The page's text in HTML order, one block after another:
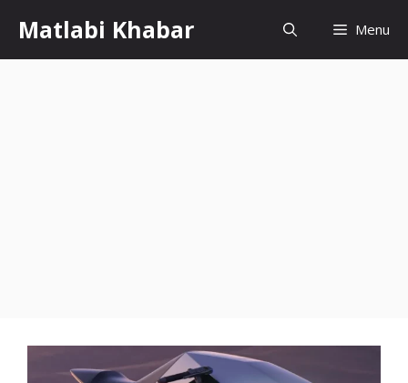
content
Matlabi Khabar Menu